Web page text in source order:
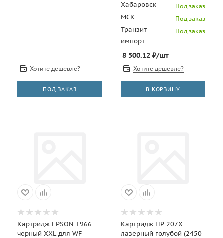
Хотите дешевле?
ПОД ЗАКАЗ
Хабаровск Под заказ
МСК Под заказ
Транзит
импорт
Под заказ
8 500.12₽/шт
Хотите дешевле?
В КОРЗИНУ
Картридж EPSON T966
черный XXL для WF-
Картридж HP 207X
лазерный голубой (2450